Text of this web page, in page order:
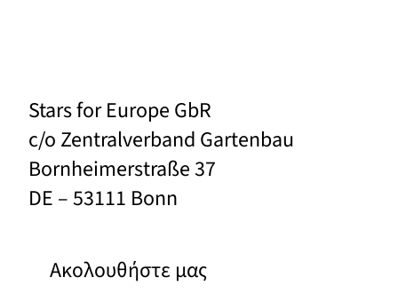
Stars for Europe GbR
c/o Zentralverband Gartenbau
Bornheimerstraße 37
DE – 53111 Bonn
Ακολουθήστε μας